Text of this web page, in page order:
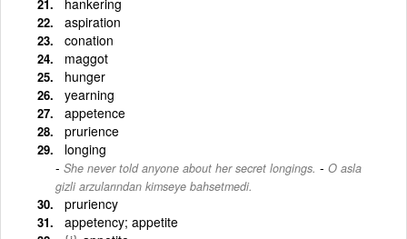
aspiration
conation
maggot
hunger
yearning
appetence
prurience
longing
She never told anyone about her secret longings. - O asla
gizli arzularından kimseye bahsetmedi.
pruriency
appetency; appetite